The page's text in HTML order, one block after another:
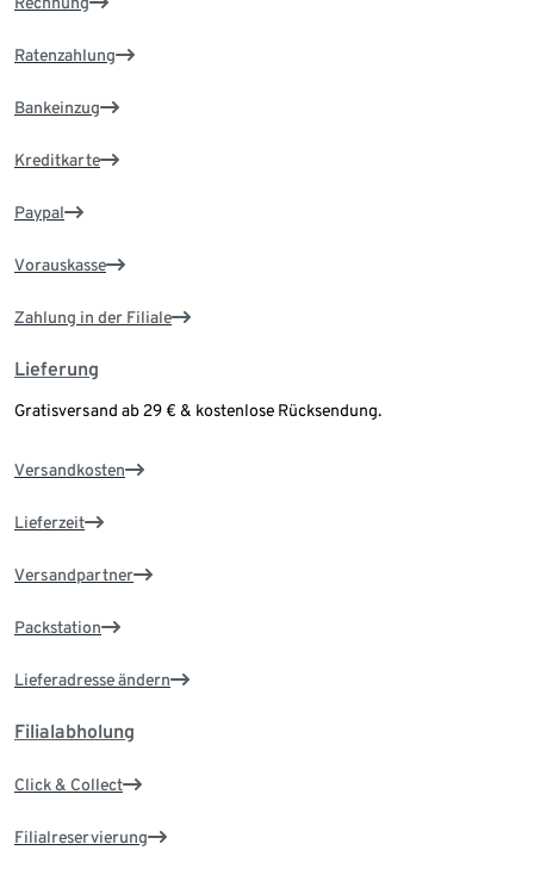
Ratenzahlung
Bankeinzug
Kreditkarte
Paypal
Vorauskasse
Zahlung in der Filiale
Lieferung
Gratisversand ab 29 € & kostenlose Rücksendung.
Versandkosten
Lieferzeit
Versandpartner
Packstation
Lieferadresse ändern
Filialabholung
Click & Collect
Filialreservierung